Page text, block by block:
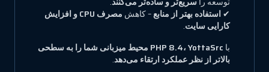
✔استفاده بهتر از منابع– کاهش
مصرف CPU و افزایش
کارایی سایت.
با
PHP 8.4، YottaSrc محیط میزبانی شما را به سطحی
بالاتر از نظر عملکرد ارتقاء می‌دهد.